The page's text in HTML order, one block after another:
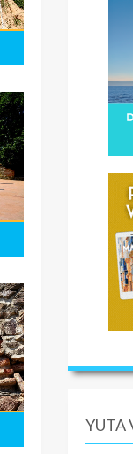
YUTA